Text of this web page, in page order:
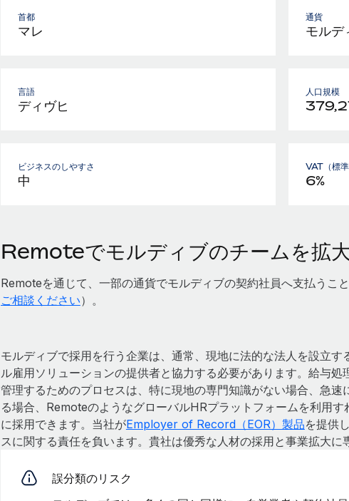
首都
マレ
通貨
モルデ
言語
ディヴヒ
人口規模
ビジネスのしやすさ
中
VAT（標準
6%
Remoteでモルディブのチームを拡
Remoteを通じて、一部の通貨でモルディブの契約社員へ支払うこ
ご相談ください）。
モルディブで採用を行う企業は、通常、現地に法的な法人を設立
ル雇用ソリューションの提供者と協力する必要があります。給与
管理するためのプロセスは、特に現地の専門知識がない場合、急
る場合、RemoteのようなグローバルHRプラットフォームを利用
に採用できます。当社がEmployer of Record（EOR）製品を提供
スに関する責任を負います。貴社は優秀な人材の採用と事業拡大に
誤分類のリスク